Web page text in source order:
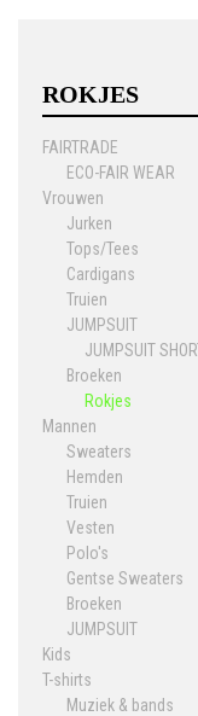
ROKJES
FAIRTRADE
ECO-FAIR WEAR
Vrouwen
Jurken
Tops/Tees
Cardigans
Truien
JUMPSUIT
JUMPSUIT
Broeken
Rokjes
Mannen
Sweaters
Hemden
Truien
Vesten
Polo's
Gentse Sweaters
Broeken
JUMPSUIT
Kids
T-shirts
Muziek & bands